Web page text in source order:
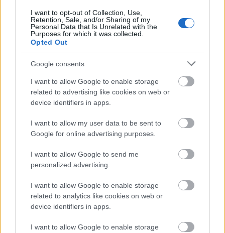
I want to opt-out of Collection, Use,
Retention, Sale, and/or Sharing of my
Personal Data that Is Unrelated with the
Purposes for which it was collected.
Opted Out
Google consents
I want to allow Google to enable storage
related to advertising like cookies on web or
device identifiers in apps.
I want to allow my user data to be sent to
Google for online advertising purposes.
I want to allow Google to send me
personalized advertising.
I want to allow Google to enable storage
related to analytics like cookies on web or
device identifiers in apps.
I want to allow Google to enable storage